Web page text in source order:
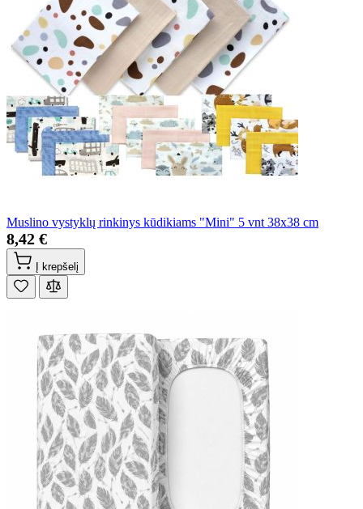
Muslino vystyklų rinkinys kūdikiams "Mini" 5 vnt 38x38 cm
8,42 €
Į krepšelį